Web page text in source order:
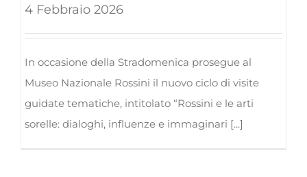
4 Febbraio 2026
In occasione della Stradomenica prosegue al
Museo Nazionale Rossini il nuovo ciclo di visite
guidate tematiche, intitolato “Rossini e le arti
sorelle: dialoghi, influenze e immaginari [...]